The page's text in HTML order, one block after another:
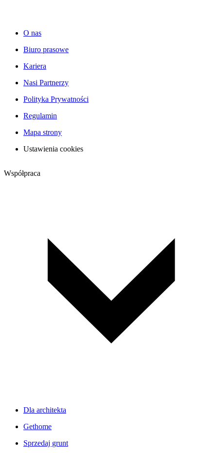
O nas
Biuro prasowe
Kariera
Nasi Partnerzy
Polityka Prywatności
Regulamin
Mapa strony
Ustawienia cookies
Współpraca
Dla architekta
Gethome
Sprzedaj grunt